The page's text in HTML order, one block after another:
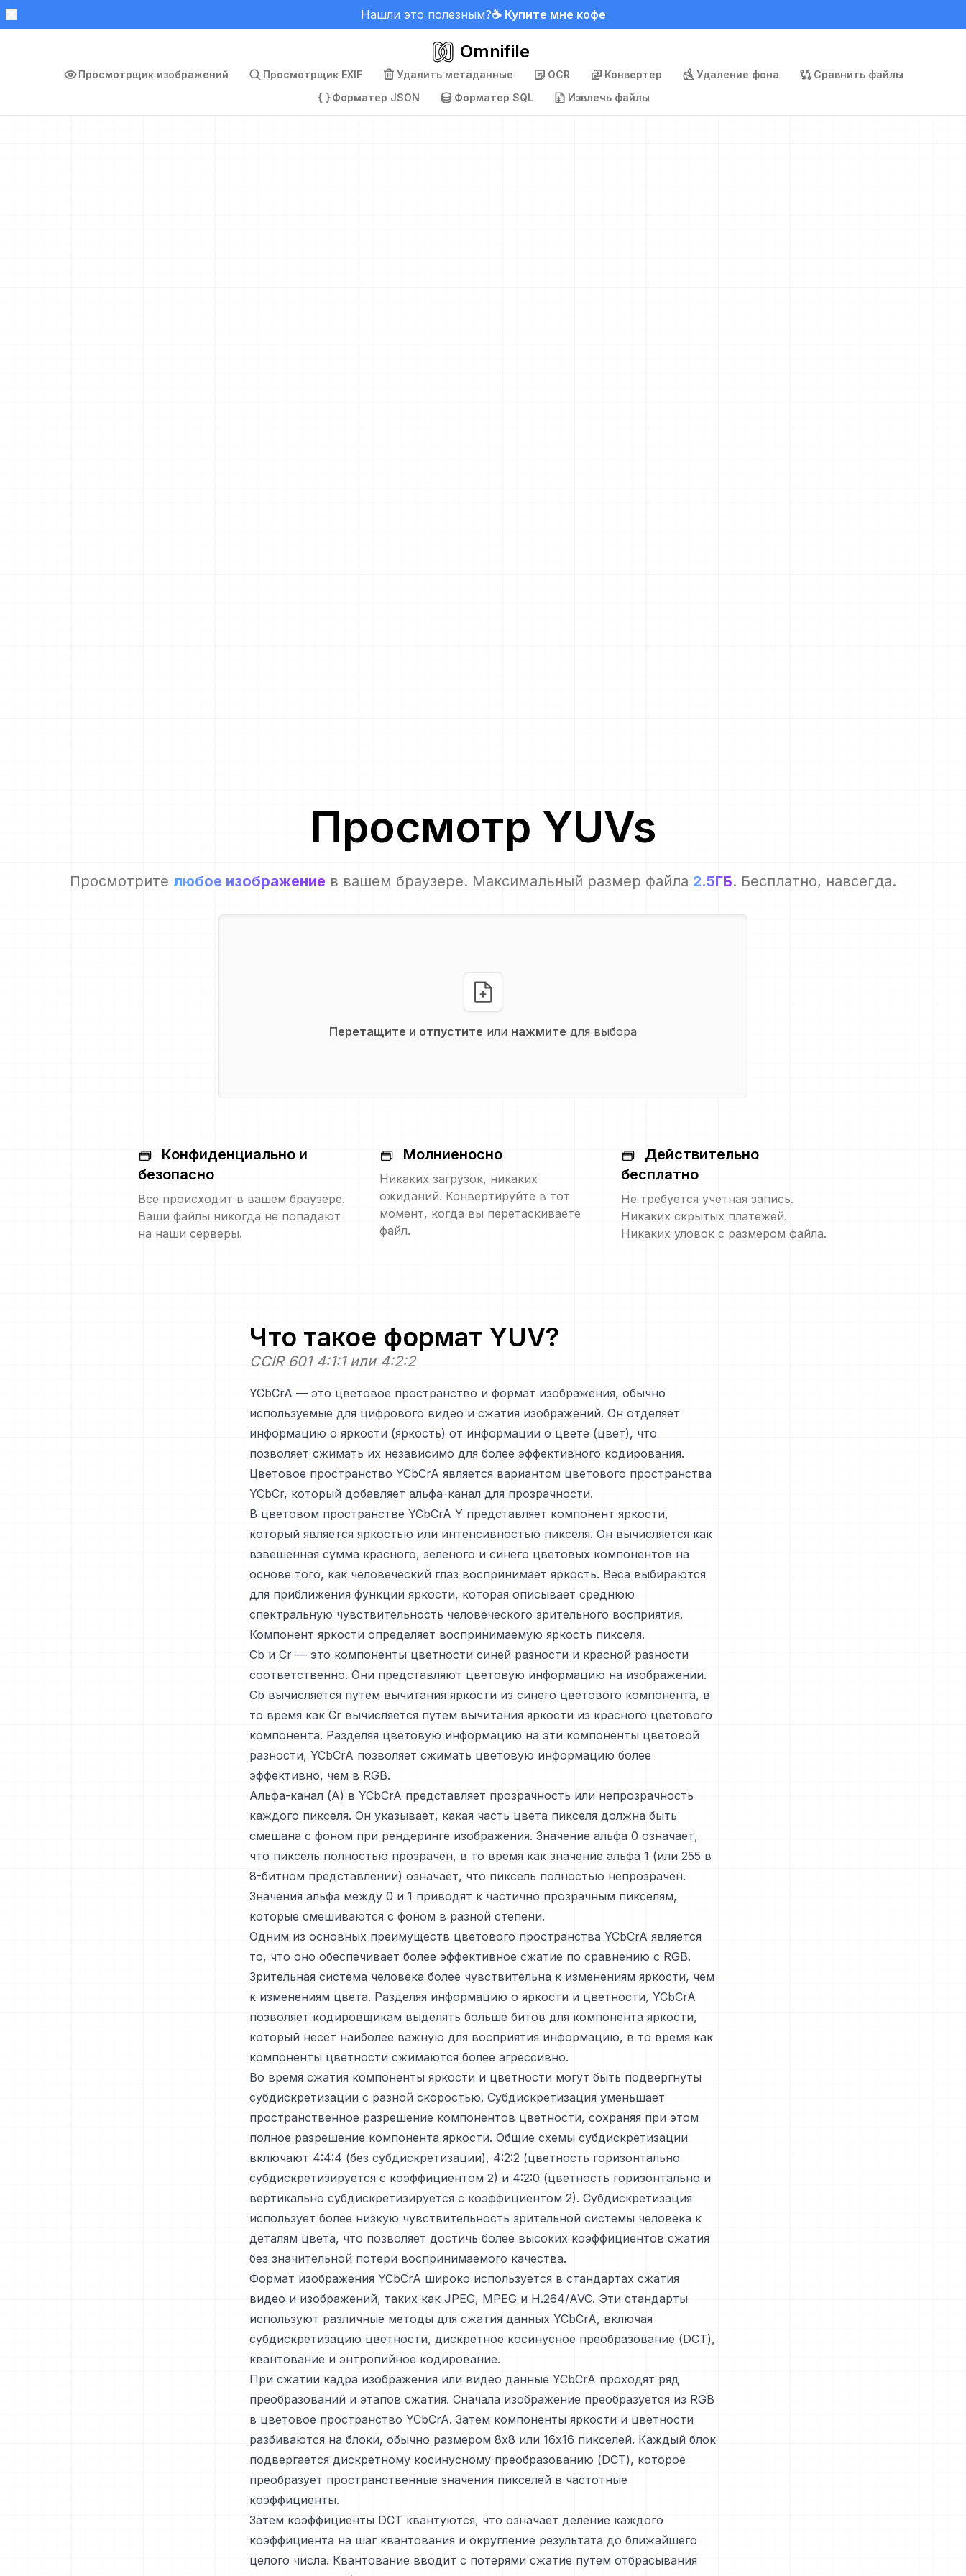
Нашли это полезным?☕ Купите мне кофе
Omnifile
Просмотрщик изображений Просмотрщик EXIF Удалить метаданные OCR Конвертер Удаление фона
Сравнить файлы
Форматер JSON
Форматер SQL Извлечь файлы
Просмотр YUVs
Просмотрите любое изображение в вашем браузере. Максимальный размер файла 2.5ГБ. Бесплатно, навсегда.
Перетащите и отпустите или нажмите для выбора
Конфиденциально и
безопасно
Все происходит в вашем браузере.
Ваши файлы никогда не попадают
на наши серверы.
Молниеносно
Никаких загрузок, никаких
ожиданий. Конвертируйте в тот
момент, когда вы перетаскиваете
файл.
Действительно
бесплатно
Не требуется учетная запись.
Никаких скрытых платежей.
Никаких уловок с размером файла.
Что такое формат YUV?
CCIR 601 4:1:1 или 4:2:2
YCbCrA — это цветовое пространство и формат изображения, обычно
используемые для цифрового видео и сжатия изображений. Он отделяет
информацию о яркости (яркость) от информации о цвете (цвет), что
позволяет сжимать их независимо для более эффективного кодирования.
Цветовое пространство YCbCrA является вариантом цветового пространства
YCbCr, который добавляет альфа-канал для прозрачности.
В цветовом пространстве YCbCrA Y представляет компонент яркости,
который является яркостью или интенсивностью пикселя. Он вычисляется как
взвешенная сумма красного, зеленого и синего цветовых компонентов на
основе того, как человеческий глаз воспринимает яркость. Веса выбираются
для приближения функции яркости, которая описывает среднюю
спектральную чувствительность человеческого зрительного восприятия.
Компонент яркости определяет воспринимаемую яркость пикселя.
Cb и Cr — это компоненты цветности синей разности и красной разности
соответственно. Они представляют цветовую информацию на изображении.
Cb вычисляется путем вычитания яркости из синего цветового компонента, в
то время как Cr вычисляется путем вычитания яркости из красного цветового
компонента. Разделяя цветовую информацию на эти компоненты цветовой
разности, YCbCrA позволяет сжимать цветовую информацию более
эффективно, чем в RGB.
Альфа-канал (A) в YCbCrA представляет прозрачность или непрозрачность
каждого пикселя. Он указывает, какая часть цвета пикселя должна быть
смешана с фоном при рендеринге изображения. Значение альфа 0 означает,
что пиксель полностью прозрачен, в то время как значение альфа 1 (или 255 в
8-битном представлении) означает, что пиксель полностью непрозрачен.
Значения альфа между 0 и 1 приводят к частично прозрачным пикселям,
которые смешиваются с фоном в разной степени.
Одним из основных преимуществ цветового пространства YCbCrA является
то, что оно обеспечивает более эффективное сжатие по сравнению с RGB.
Зрительная система человека более чувствительна к изменениям яркости, чем
к изменениям цвета. Разделяя информацию о яркости и цветности, YCbCrA
позволяет кодировщикам выделять больше битов для компонента яркости,
который несет наиболее важную для восприятия информацию, в то время как
компоненты цветности сжимаются более агрессивно.
Во время сжатия компоненты яркости и цветности могут быть подвергнуты
субдискретизации с разной скоростью. Субдискретизация уменьшает
пространственное разрешение компонентов цветности, сохраняя при этом
полное разрешение компонента яркости. Общие схемы субдискретизации
включают 4:4:4 (без субдискретизации), 4:2:2 (цветность горизонтально
субдискретизируется с коэффициентом 2) и 4:2:0 (цветность горизонтально и
вертикально субдискретизируется с коэффициентом 2). Субдискретизация
использует более низкую чувствительность зрительной системы человека к
деталям цвета, что позволяет достичь более высоких коэффициентов сжатия
без значительной потери воспринимаемого качества.
Формат изображения YCbCrA широко используется в стандартах сжатия
видео и изображений, таких как JPEG, MPEG и H.264/AVC. Эти стандарты
используют различные методы для сжатия данных YCbCrA, включая
субдискретизацию цветности, дискретное косинусное преобразование (DCT),
квантование и энтропийное кодирование.
При сжатии кадра изображения или видео данные YCbCrA проходят ряд
преобразований и этапов сжатия. Сначала изображение преобразуется из RGB
в цветовое пространство YCbCrA. Затем компоненты яркости и цветности
разбиваются на блоки, обычно размером 8x8 или 16x16 пикселей. Каждый блок
подвергается дискретному косинусному преобразованию (DCT), которое
преобразует пространственные значения пикселей в частотные
коэффициенты.
Затем коэффициенты DCT квантуются, что означает деление каждого
коэффициента на шаг квантования и округление результата до ближайшего
целого числа. Квантование вводит с потерями сжатие путем отбрасывания